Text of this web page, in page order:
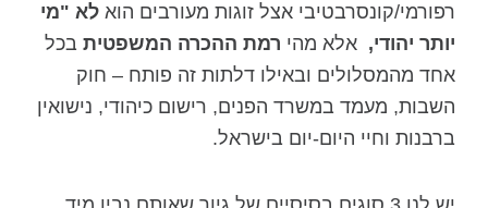
רפורמי/קונסרבטיבי אצל זוגות מעורבים הוא לא "מי
יותר יהודי, אלא מהי רמת ההכרה המשפטית בכל
אחד מהמסלולים ובאילו דלתות זה פותח – חוק
השבות, מעמד במשרד הפנים, רישום כיהודי, נישואין
ברבנות וחיי היום‑יום בישראל.